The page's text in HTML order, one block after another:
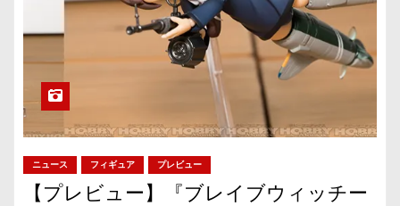
ニュース フィギュア プレビュー
【プレビュー】『ブレイブウィッチー